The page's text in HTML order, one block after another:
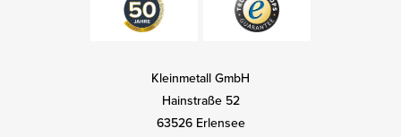
Kleinmetall GmbH
Hainstraße 52
63526 Erlensee